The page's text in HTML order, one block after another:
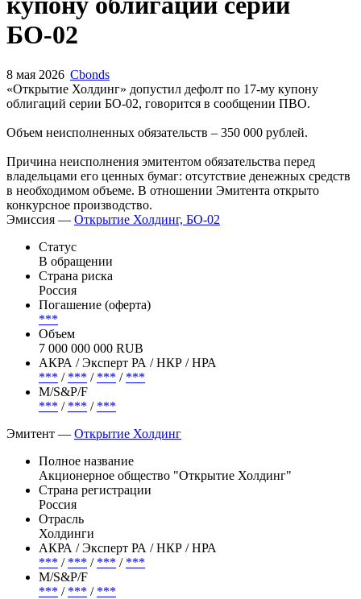
БО-02
8 мая 2026 Cbonds
«Открытие Холдинг» допустил дефолт по 17-му купону
облигаций серии БО-02, говорится в сообщении ПВО.
Объем неисполненных обязательств – 350 000 рублей.
Причина неисполнения эмитентом обязательства перед
владельцами его ценных бумаг: отсутствие денежных средств
в необходимом объеме. В отношении Эмитента открыто
конкурсное производство.
Эмиссия — Открытие Холдинг, БО-02
Статус
В обращении
Страна риска
Россия
Погашение (оферта)
***
Объем
7 000 000 000 RUB
АКРА / Эксперт РА / НКР / НРА
*** / *** / *** / ***
М/S&P/F
*** / *** / ***
Эмитент — Открытие Холдинг
Полное название
Акционерное общество "Открытие Холдинг"
Страна регистрации
Россия
Отрасль
Холдинги
АКРА / Эксперт РА / НКР / НРА
*** / *** / *** / ***
М/S&P/F
*** / *** / ***